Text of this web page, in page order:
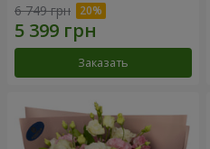
6 749 грн
Заказать